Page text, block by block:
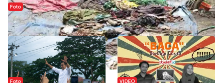
Foto
Sejak Banjir Bandang, Warga Butuhkan Air Bersih
Foto VIDEO